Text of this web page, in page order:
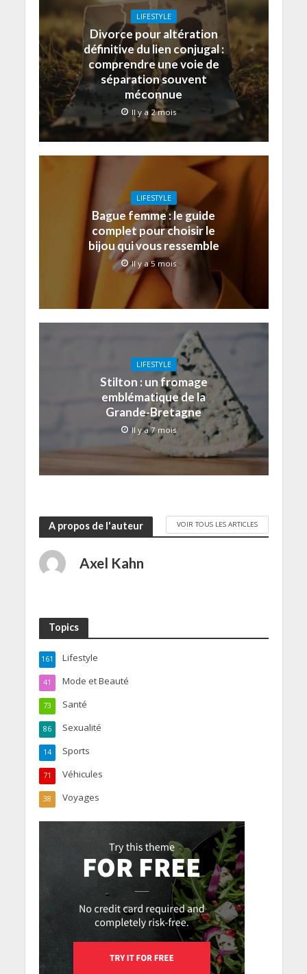
LIFESTYLE
Divorce pour altération
définitive du lien conjugal :
comprendre une voie de
séparation souvent
méconnue
Il y a 2 mois
LIFESTYLE
Bague femme : le guide
complet pour choisir le
bijou qui vous ressemble
Il y a 5 mois
LIFESTYLE
Stilton : un fromage
emblématique de la
Grande-Bretagne
Il y a 7 mois
A propos de l'auteur VOIR TOUS LES ARTICLES
Axel Kahn
Topics
Lifestyle
161
Mode et Beauté
41
Santé
73
Sexualité
86
Sports
14
Véhicules
71
Voyages
38